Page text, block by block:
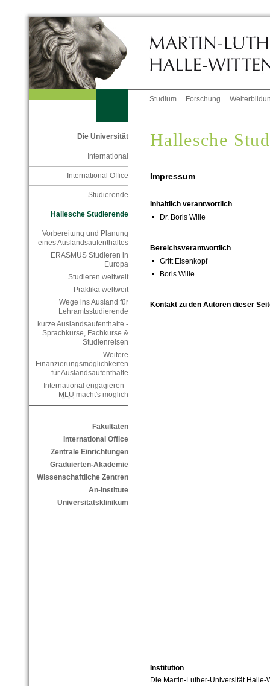
Studium Forschung
Die Universität
International
International Office
Studierende
Hallesche Studierende
Vorbereitung und Planung
eines Auslandsaufenthaltes
ERASMUS Studieren in
Europa
Studieren weltweit
Praktika weltweit
Wege ins Ausland für
Lehramtsstudierende
kurze Auslandsaufenthalte -
Sprachkurse, Fachkurse &
Studienreisen
Weitere
Finanzierungsmöglichkeiten
für Auslandsaufenthalte
International engagieren -
MLU macht's möglich
Fakultäten
International Office
Zentrale Einrichtungen
Graduierten-Akademie
Wissenschaftliche Zentren
An-Institute
Universitätsklinikum
Hallesche
Impressum
Inhaltlich verantwortlich
Dr. Boris Wille
Bereichsverantwortlich
Gritt Eisenkopf
Boris Wille
Kontakt zu den Autoren dieser
Institution
Die Martin-Luther-Universität